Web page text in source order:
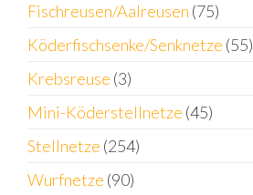
Fischreusen/Aalreusen (75)
Köderfischsenke/Senknetze (55)
Krebsreuse (3)
Mini-Köderstellnetze (45)
Stellnetze (254)
Wurfnetze (90)